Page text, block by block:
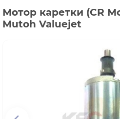
Мотор каретки (CR
Mutoh Valuejet